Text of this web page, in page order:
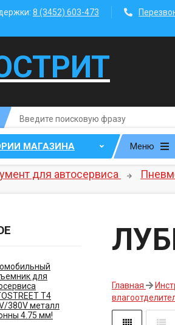
8 (3452) 603-473
МАГАЗИНА Меню
для автосервиса
Главная
для
T4
380V металл
4.75 мм!